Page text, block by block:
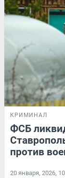
КРИМИНАЛ
ФСБ
против
20 января, 2026,